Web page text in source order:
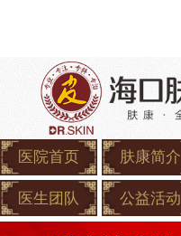
医院首页 肤康简介
医生团队 公益活动